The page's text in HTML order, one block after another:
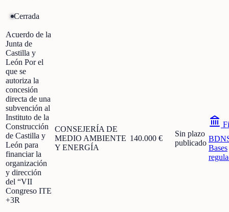
Cerrada
Acuerdo de la
Junta de
Castilla y
León Por el
que se
autoriza la
concesión
directa de una
subvención al
Instituto de la
Construcción
de Castilla y
León para
financiar la
organización
y dirección
del “VII
Congreso ITE
+3R
CONSEJERÍA DE
MEDIO AMBIENTE
Y ENERGÍA
140.000 €
Sin plazo
publicado
Bases